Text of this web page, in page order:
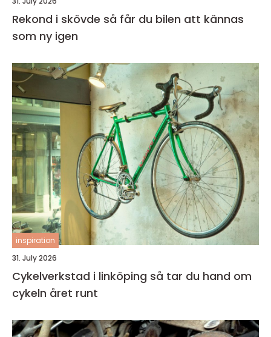
Rekond i skövde så får du bilen att kännas
som ny igen
inspiration
31. July 2026
Cykelverkstad i linköping så tar du hand om
cykeln året runt